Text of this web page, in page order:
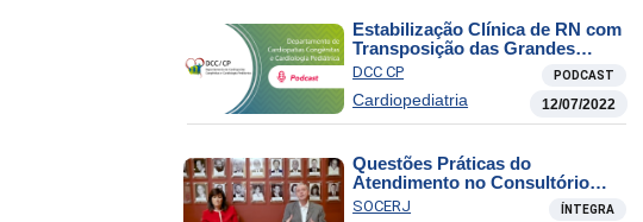
Estabilização Clínica de RN com
Transposição das Grandes
Artérias
DCC CP PODCAST
Cardiopediatria 12/07/2022
Questões Práticas do
Atendimento no Consultório
Durante a COVID-19
SOCERJ ÍNTEGRA